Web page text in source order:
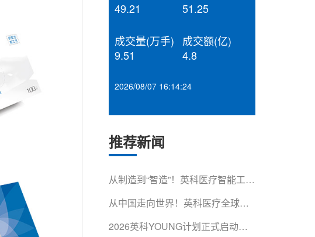
49.21
51.25
成交量(万手)
9.51
成交额(亿)
4.8
2026/08/07 16:14:24
推荐新闻
从制造到“智造”！英科医疗智能工厂
获省级认证
从中国走向世界！英科医疗全球影
响力再获权威认可
2026英科YOUNG计划正式启动！